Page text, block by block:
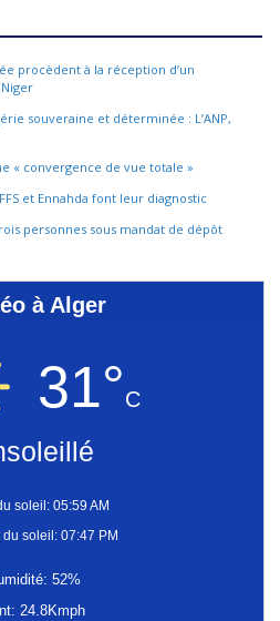
procèdent à la réception d’un
souveraine et déterminée : L’ANP,
« convergence de vue totale »
et Ennahda font leur diagnostic
personnes sous mandat de dépôt
à Alger
31°C
soleil: 05:59 AM
soleil: 07:47 PM
52%
24.8Kmph